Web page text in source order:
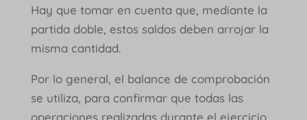
Hay que tomar en cuenta que, mediante la
partida doble, estos saldos deben arrojar la
misma cantidad.
Por lo general, el balance de comprobación
se utiliza, para confirmar que todas las
operaciones realizadas durante el ejercicio